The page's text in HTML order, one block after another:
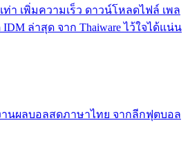
ท่า เพิ่มความเร็ว ดาวน์โหลดไฟล์ เพล
ล่าสุด จาก Thaiware ไว้ใจได้แน่น
งานผลบอลสดภาษาไทย จากลีกฟุตบอล